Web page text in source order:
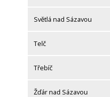
Světlá nad Sázavou
Telč
Třebíč
Žďár nad Sázavou